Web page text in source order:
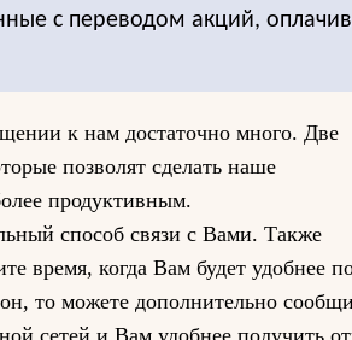
с переводом акций,
к нам достаточно много. Две
позволят сделать наше
продуктивным.
способ связи с Вами. Также
время, когда Вам будет удобнее
то можете дополнительно
сетей и Вам удобнее получить